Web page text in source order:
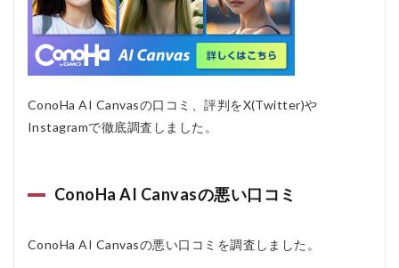
か？
5.2.3
Q3: 画
像生成
くらい
の時間
ConoHa AI Canvasの口コミ、評判をX(Twitter)や
Instagramで徹底調査しました。
ConoHa AI Canvasの悪い口コミ
ConoHa AI Canvasの悪い口コミを調査しました。